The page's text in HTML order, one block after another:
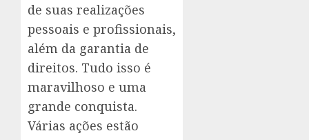
de suas realizações
pessoais e profissionais,
além da garantia de
direitos. Tudo isso é
maravilhoso e uma
grande conquista.
Várias ações estão